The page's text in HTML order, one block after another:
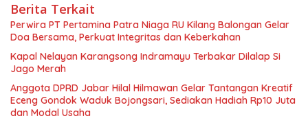
Berita Terkait
Perwira PT Pertamina Patra Niaga RU Kilang Balongan Gelar
Doa Bersama, Perkuat Integritas dan Keberkahan
Kapal Nelayan Karangsong Indramayu Terbakar Dilalap Si
Jago Merah
Anggota DPRD Jabar Hilal Hilmawan Gelar Tantangan Kreatif
Eceng Gondok Waduk Bojongsari, Sediakan Hadiah Rp10 Juta
dan Modal Usaha